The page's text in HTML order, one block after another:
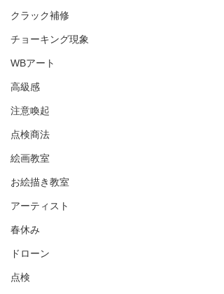
クラック補修
チョーキング現象
WBアート
高級感
注意喚起
点検商法
絵画教室
お絵描き教室
アーティスト
春休み
ドローン
点検